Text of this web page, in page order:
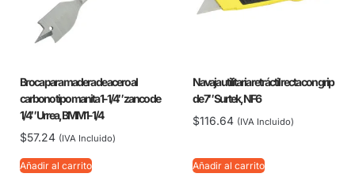
Broca para madera de acero al
carbono tipo manita 1-1/4″ zanco de
1/4″ Urrea, BMM1-1/4
$57.24 (IVA Incluido)
Añadir al carrito
Navaja utilitaria retráctil recta con grip
de 7″ Surtek, NF6
$116.64 (IVA Incluido)
Añadir al carrito